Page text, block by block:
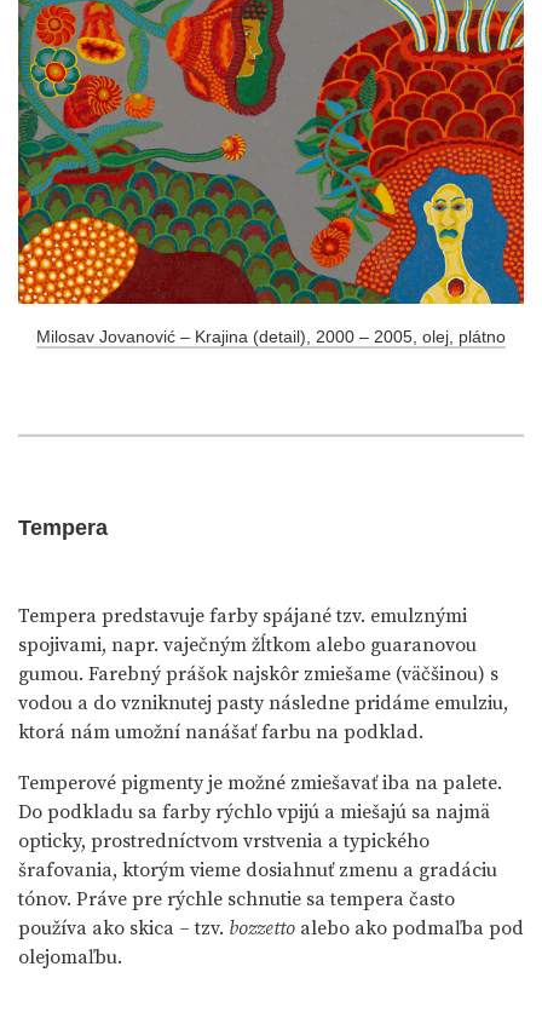
Milosav Jovanović – Krajina (detail), 2000 – 2005, olej, plátno
Tempera
Tempera predstavuje farby spájané tzv. emulznými
spojivami, napr. vaječným žĺtkom alebo guaranovou
gumou. Farebný prášok najskôr zmiešame (väčšinou) s
vodou a do vzniknutej pasty následne pridáme emulziu,
ktorá nám umožní nanášať farbu na podklad.
Temperové pigmenty je možné zmiešavať iba na palete.
Do podkladu sa farby rýchlo vpijú a miešajú sa najmä
opticky, prostredníctvom vrstvenia a typického
šrafovania, ktorým vieme dosiahnuť zmenu a gradáciu
tónov. Práve pre rýchle schnutie sa tempera často
používa ako skica – tzv. bozzetto alebo ako podmaľba pod
olejomaľbu.